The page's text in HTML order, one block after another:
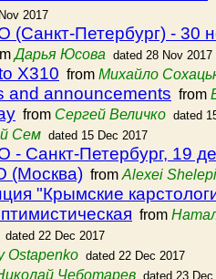
2017
Петербург) - 30
Дарья Юсова dated 28 Nov 2017
X310 from Михайло
and announcements from
from Сергей Величко dated
Сем dated 15 Dec 2017
Санкт-Петербург, 19
(Москва) from Alexei
"Крымские
from
dated 22 Dec 2017
Ostapenko dated 22 Dec 2017
Чеботарев dated 23 Dec